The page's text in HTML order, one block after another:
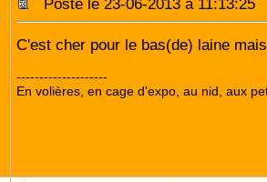
Posté le 23-06-2013 à
C'est cher pour le bas(de) laine
--------------------
En volières, en cage d'expo, au nid, aux